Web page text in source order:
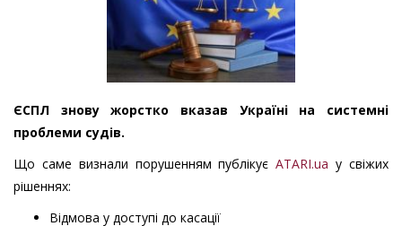
ЄСПЛ знову жорстко вказав Україні на системні
проблеми судів.
Що саме визнали порушенням публікуєATARI.ua у свіжих
рішеннях:
Відмова у доступі до касації